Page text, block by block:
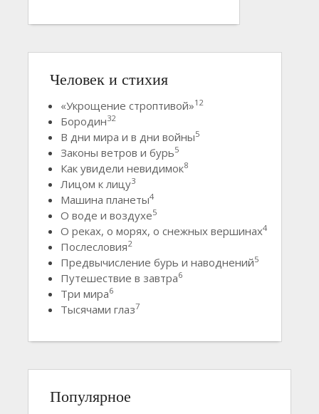
Человек и стихия
«Укрощение строптивой»12
Бородин32
В дни мира и в дни войны5
Законы ветров и бурь5
Как увидели невидимок8
Лицом к лицу3
Машина планеты4
О воде и воздухе5
О реках, о морях, о снежных вершинах4
Послесловия2
Предвычисление бурь и наводнений5
Путешествие в завтра6
Три мира6
Тысячами глаз7
Популярное